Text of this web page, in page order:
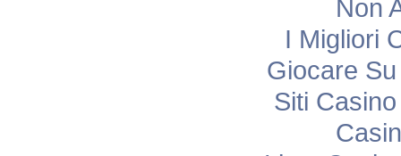
Non
I Migliori
Giocare
Siti